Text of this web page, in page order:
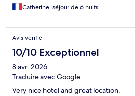
Catherine, séjour de 6 nuits
Avis vérifié
10/10 Exceptionnel
8 avr. 2026
Traduire avec Google
Very nice hotel and great location.